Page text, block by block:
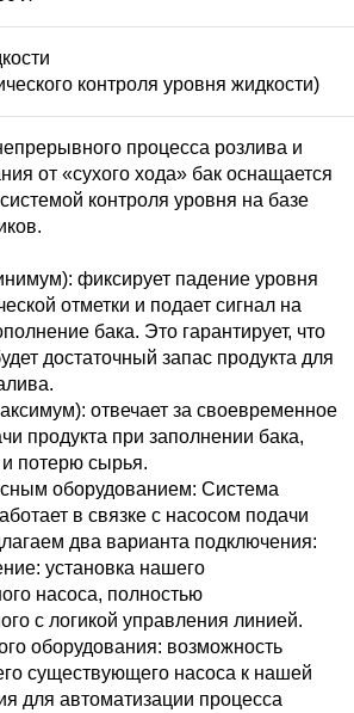
контроля уровня жидкости)
процесса розлива и
от «сухого хода» бак оснащается
контроля уровня на базе
фиксирует падение уровня
отметки и подает сигнал на
бака. Это гарантирует, что
достаточный запас продукта для
отвечает за своевременное
продукта при заполнении бака,
потерю сырья.
оборудованием: Система
в связке с насосом подачи
два варианта подключения:
установка нашего
насоса, полностью
с логикой управления линией.
оборудования: возможность
существующего насоса к нашей
для автоматизации процесса